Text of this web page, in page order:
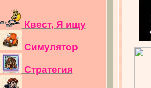
Квест, Я ищу
Симулятор
Стратегия